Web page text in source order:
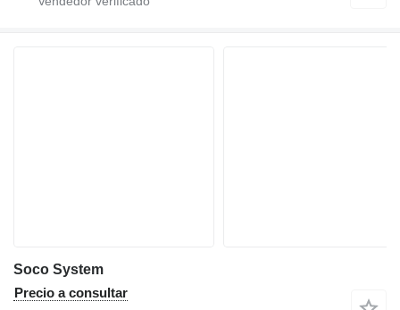
Soco System
Precio a consultar